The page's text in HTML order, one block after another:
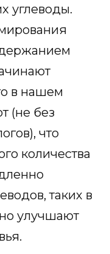
углеводы.
в нашем
(не без
что
количества
таких в
улучшают